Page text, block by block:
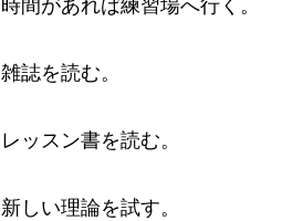
雑誌を読む。
レッスン書を読む。
新しい理論を試す。